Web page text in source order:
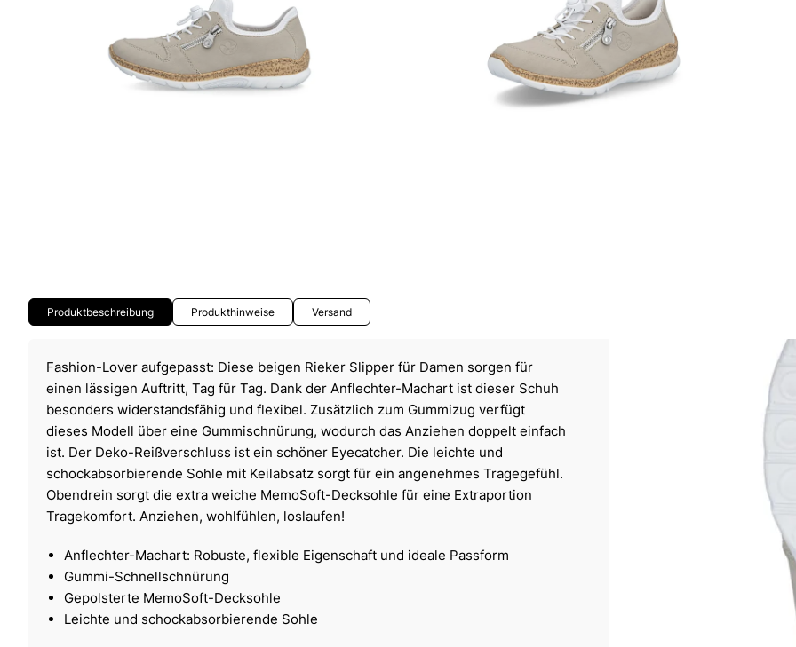
Produktbeschreibung Produkthinweise Versand
Fashion-Lover aufgepasst: Diese beigen Rieker Slipper für Damen sorgen für
einen lässigen Auftritt, Tag für Tag. Dank der Anflechter-Machart ist dieser Schuh
besonders widerstandsfähig und flexibel. Zusätzlich zum Gummizug verfügt
dieses Modell über eine Gummischnürung, wodurch das Anziehen doppelt einfach
ist. Der Deko-Reißverschluss ist ein schöner Eyecatcher. Die leichte und
schockabsorbierende Sohle mit Keilabsatz sorgt für ein angenehmes Tragegefühl.
Obendrein sorgt die extra weiche MemoSoft-Decksohle für eine Extraportion
Tragekomfort. Anziehen, wohlfühlen, loslaufen!
Anflechter-Machart: Robuste, flexible Eigenschaft und ideale Passform
Gummi-Schnellschnürung
Gepolsterte MemoSoft-Decksohle
Leichte und schockabsorbierende Sohle